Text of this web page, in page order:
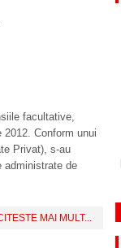
facultative,
Conform unui
Privat), s-au
administrate de
MAI MULT...